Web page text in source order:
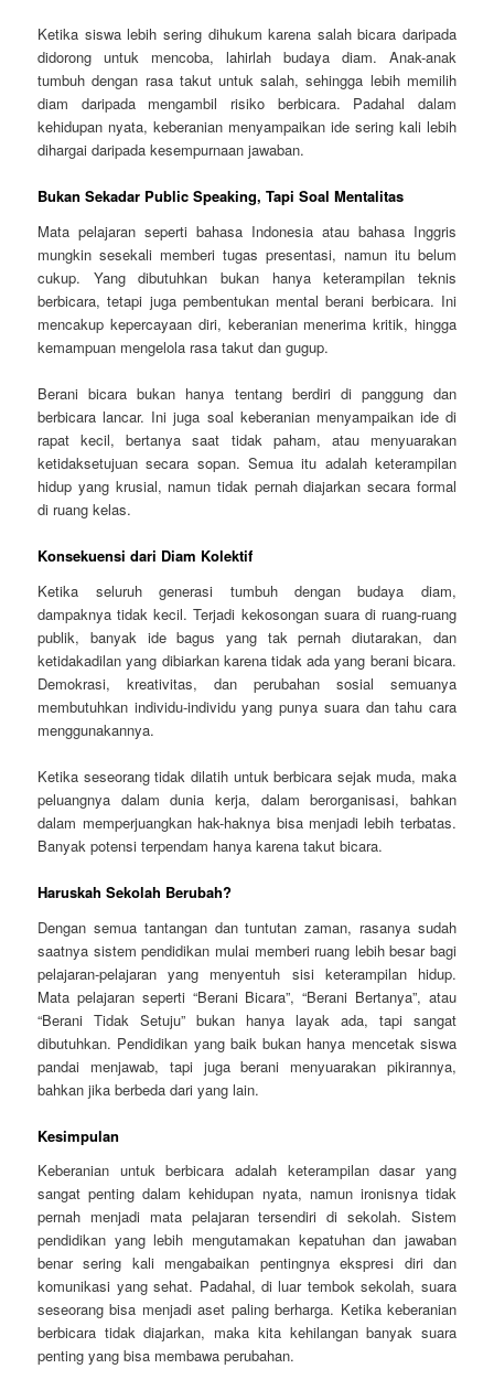
Ketika siswa lebih sering dihukum karena salah bicara daripada
didorong untuk mencoba, lahirlah budaya diam. Anak-anak
tumbuh dengan rasa takut untuk salah, sehingga lebih memilih
diam daripada mengambil risiko berbicara. Padahal dalam
kehidupan nyata, keberanian menyampaikan ide sering kali lebih
dihargai daripada kesempurnaan jawaban.
Bukan Sekadar Public Speaking, Tapi Soal Mentalitas
Mata pelajaran seperti bahasa Indonesia atau bahasa Inggris
mungkin sesekali memberi tugas presentasi, namun itu belum
cukup. Yang dibutuhkan bukan hanya keterampilan teknis
berbicara, tetapi juga pembentukan mental berani berbicara. Ini
mencakup kepercayaan diri, keberanian menerima kritik, hingga
kemampuan mengelola rasa takut dan gugup.
Berani bicara bukan hanya tentang berdiri di panggung dan
berbicara lancar. Ini juga soal keberanian menyampaikan ide di
rapat kecil, bertanya saat tidak paham, atau menyuarakan
ketidaksetujuan secara sopan. Semua itu adalah keterampilan
hidup yang krusial, namun tidak pernah diajarkan secara formal
di ruang kelas.
Konsekuensi dari Diam Kolektif
Ketika seluruh generasi tumbuh dengan budaya diam,
dampaknya tidak kecil. Terjadi kekosongan suara di ruang-ruang
publik, banyak ide bagus yang tak pernah diutarakan, dan
ketidakadilan yang dibiarkan karena tidak ada yang berani bicara.
Demokrasi, kreativitas, dan perubahan sosial semuanya
membutuhkan individu-individu yang punya suara dan tahu cara
menggunakannya.
Ketika seseorang tidak dilatih untuk berbicara sejak muda, maka
peluangnya dalam dunia kerja, dalam berorganisasi, bahkan
dalam memperjuangkan hak-haknya bisa menjadi lebih terbatas.
Banyak potensi terpendam hanya karena takut bicara.
Haruskah Sekolah Berubah?
Dengan semua tantangan dan tuntutan zaman, rasanya sudah
saatnya sistem pendidikan mulai memberi ruang lebih besar bagi
pelajaran-pelajaran yang menyentuh sisi keterampilan hidup.
Mata pelajaran seperti “Berani Bicara”, “Berani Bertanya”, atau
“Berani Tidak Setuju” bukan hanya layak ada, tapi sangat
dibutuhkan. Pendidikan yang baik bukan hanya mencetak siswa
pandai menjawab, tapi juga berani menyuarakan pikirannya,
bahkan jika berbeda dari yang lain.
Kesimpulan
Keberanian untuk berbicara adalah keterampilan dasar yang
sangat penting dalam kehidupan nyata, namun ironisnya tidak
pernah menjadi mata pelajaran tersendiri di sekolah. Sistem
pendidikan yang lebih mengutamakan kepatuhan dan jawaban
benar sering kali mengabaikan pentingnya ekspresi diri dan
komunikasi yang sehat. Padahal, di luar tembok sekolah, suara
seseorang bisa menjadi aset paling berharga. Ketika keberanian
berbicara tidak diajarkan, maka kita kehilangan banyak suara
penting yang bisa membawa perubahan.